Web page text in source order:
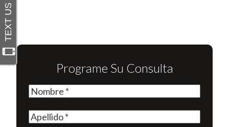
Programe Su Consulta
Nombre(Required)
Apellido(Required)